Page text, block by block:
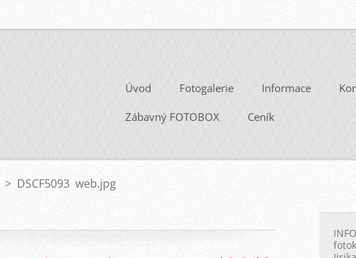
Úvod Fotogalerie Informace
Zábavný FOTOBOX Ceník
> DSCF5093 web.jpg